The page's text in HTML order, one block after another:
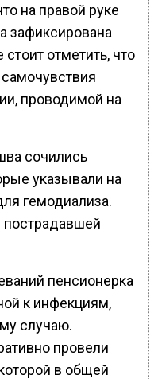
на правой руке
зафиксирована
отметить, что
проводимой на
сочились
указывали на
гемодиализа.
пенсионерка
к инфекциям,
случаю.
провели
в общей